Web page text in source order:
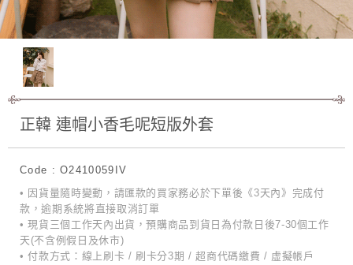
正韓 連帽小香毛呢短版外套
Code : O2410059IV
• 因貨量隨時變動，請匯款的買家務必於下單後《3天內》完成付
款，逾期系統將直接取消訂單
• 現貨三個工作天內出貨，預購商品到貨日為付款日後7-30個工作
天(不含例假日及休市)
• 付款方式：線上刷卡 / 刷卡分3期 / 超商代碼繳費 / 虛擬帳戶